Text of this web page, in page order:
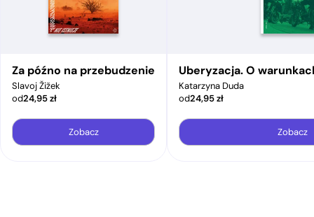
Za późno na przebudzenie
Slavoj Žižek
od24,95zł
Zobacz
Uberyzacja. O
Katarzyna Duda
od24,95zł
Zobacz